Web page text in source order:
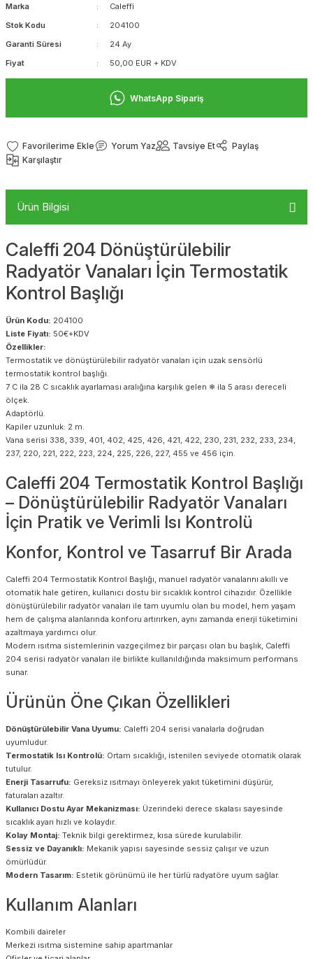
Marka
Caleffi
Stok Kodu
204100
Garanti Süresi
24 Ay
Fiyat
50,00 EUR + KDV
WhatsApp Sipariş
Yorum Yaz Tavsiye Et
Paylaş
Karşılaştır
Ürün Bilgisi
Caleffi 204 Dönüştürülebilir
Radyatör Vanaları İçin Termostatik
Kontrol Başlığı
Ürün Kodu: 204100
Liste Fiyatı: 50€+KDV
Özellikler:
Termostatik ve dönüştürülebilir radyatör vanaları için uzak sensörlü
termostatik kontrol başlığı.
7 C ila 28 C sıcaklık ayarlaması aralığına karşılık gelen ❄ ila 5 arası dereceli
ölçek.
Adaptörlü.
Kapiler uzunluk: 2 m.
Vana serisi 338, 339, 401, 402, 425, 426, 421, 422, 230, 231, 232, 233, 234,
237, 220, 221, 222, 223, 224, 225, 226, 227, 455 ve 456 için.
Caleffi 204 Termostatik Kontrol Başlığı
– Dönüştürülebilir Radyatör Vanaları
İçin Pratik ve Verimli Isı Kontrolü
Konfor, Kontrol ve Tasarruf Bir Arada
Caleffi 204 Termostatik Kontrol Başlığı, manuel radyatör vanalarını akıllı ve
otomatik hale getiren, kullanıcı dostu bir sıcaklık kontrol cihazıdır. Özellikle
dönüştürülebilir radyatör vanaları ile tam uyumlu olan bu model, hem yaşam
hem de çalışma alanlarında konforu artırırken, aynı zamanda enerji tüketimini
azaltmaya yardımcı olur.
Modern ısıtma sistemlerinin vazgeçilmez bir parçası olan bu başlık, Caleffi
204 serisi radyatör vanaları ile birlikte kullanıldığında maksimum performans
sunar.
Ürünün Öne Çıkan Özellikleri
Dönüştürülebilir Vana Uyumu: Caleffi 204 serisi vanalarla doğrudan
uyumludur.
Termostatik Isı Kontrolü: Ortam sıcaklığı, istenilen seviyede otomatik olarak
tutulur.
Enerji Tasarrufu: Gereksiz ısıtmayı önleyerek yakıt tüketimini düşürür,
faturaları azaltır.
Kullanıcı Dostu Ayar Mekanizması: Üzerindeki derece skalası sayesinde
sıcaklık ayarı hızlı ve kolaydır.
Kolay Montaj: Teknik bilgi gerektirmez, kısa sürede kurulabilir.
Sessiz ve Dayanıklı: Mekanik yapısı sayesinde sessiz çalışır ve uzun
ömürlüdür.
Modern Tasarım: Estetik görünümü ile her türlü radyatöre uyum sağlar.
Kullanım Alanları
Kombili daireler
Merkezi ısıtma sistemine sahip apartmanlar